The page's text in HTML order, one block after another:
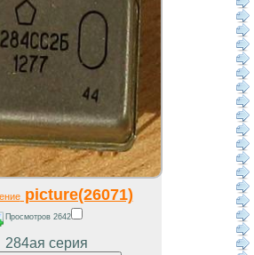
picture(26071)
Просмотров 2642
284ая серия